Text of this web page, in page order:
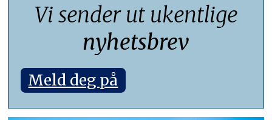
Vi sender ut ukentlige
nyhetsbrev
Meld deg på